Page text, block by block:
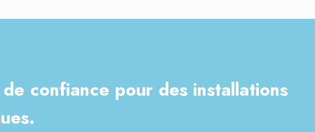
confiance pour des installations